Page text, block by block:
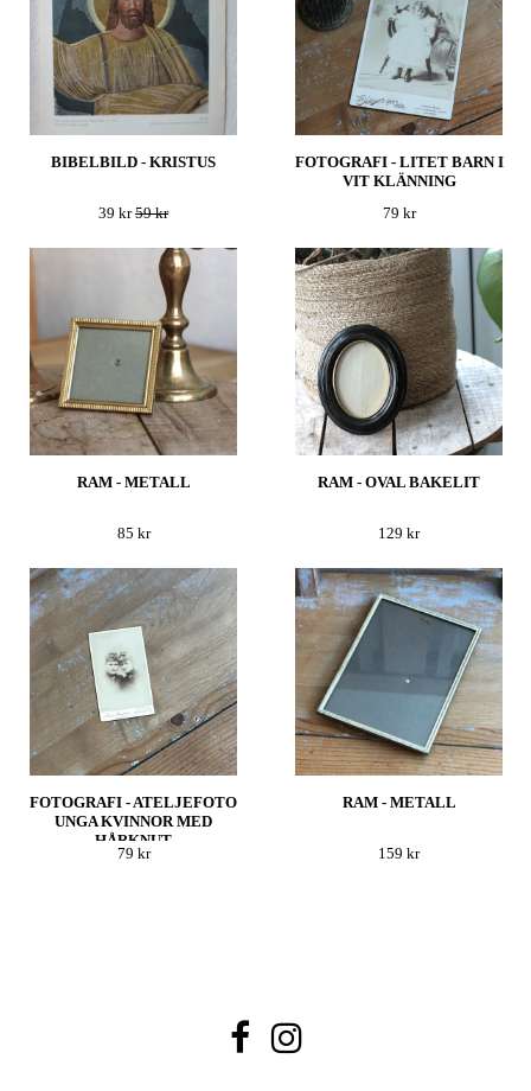
BIBELBILD - KRISTUS
39 kr59 kr
FOTOGRAFI - LITET BARN I
VIT KLÄNNING
79 kr
RAM - METALL
85 kr
RAM - OVAL BAKELIT
129 kr
FOTOGRAFI - ATELJEFOTO
UNGA KVINNOR MED
HÅRKNUT
79 kr
RAM - METALL
159 kr